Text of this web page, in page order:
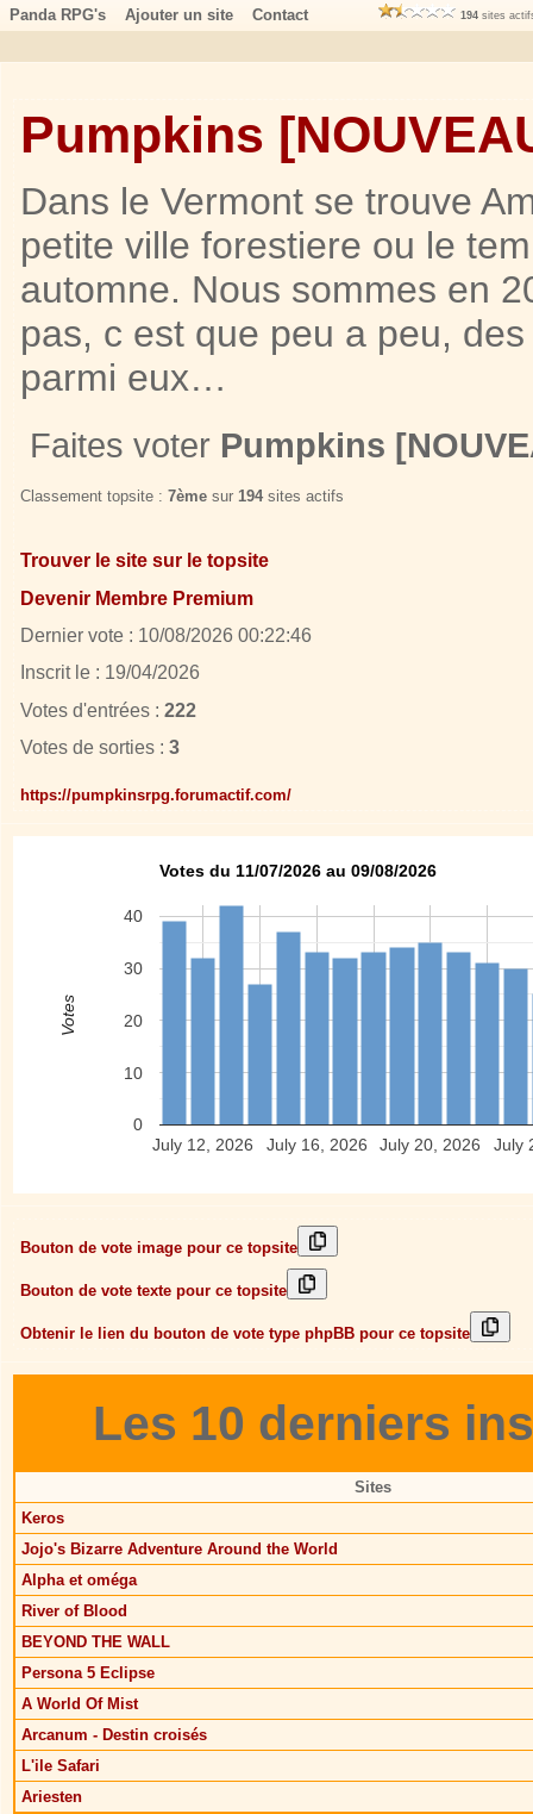
Panda RPG's Ajouter un site Contact 194 sites
Pumpkins
Dans le Vermont se trouve
petite ville forestiere ou le
automne. Nous sommes en
pas, c est que peu a peu,
parmi eux…
Faites voter Pumpkins
Classement topsite : 7ème sur 194sites actifs
Trouver le site sur le topsite
Devenir Membre Premium
Dernier vote : 10/08/2026 00:22:46
Inscrit le : 19/04/2026
Votes d'entrées : 222
Votes de sorties : 3
https://pumpkinsrpg.forumactif.com/
Votes du 11/07/2026 au 09/08/2026
July 12, 2026 July 16, 2026 July 20, 2026 July
0
10
20
30
40
Votes
Bouton de vote image pour ce topsite
Bouton de vote texte pour ce topsite
Obtenir le lien du bouton de vote type phpBB pour ce topsite
Les 10 derniers
Sites
Keros
Jojo's Bizarre Adventure Around the World
Alpha et oméga
River of Blood
BEYOND THE WALL
Persona 5 Eclipse
A World Of Mist
Arcanum - Destin croisés
L'ile Safari
Ariesten